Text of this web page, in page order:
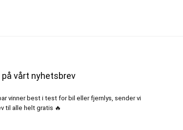
på vårt nyhetsbrev
vinner best i test for bil eller fjernlys, sender vi
til alle helt gratis 🔥